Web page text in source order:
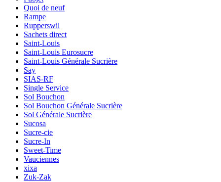
Quoi de neuf
Rampe
Rupperswil
Sachets direct
Saint-Louis
Saint-Louis Eurosucre
Saint-Louis Générale Sucrière
Say
SIAS-RF
Single Service
Sol Bouchon
Sol Bouchon Générale Sucrière
Sol Générale Sucrière
Sucosa
Sucre-cie
Sucre-In
Sweet-Time
Vauciennes
xixa
Zuk-Zak